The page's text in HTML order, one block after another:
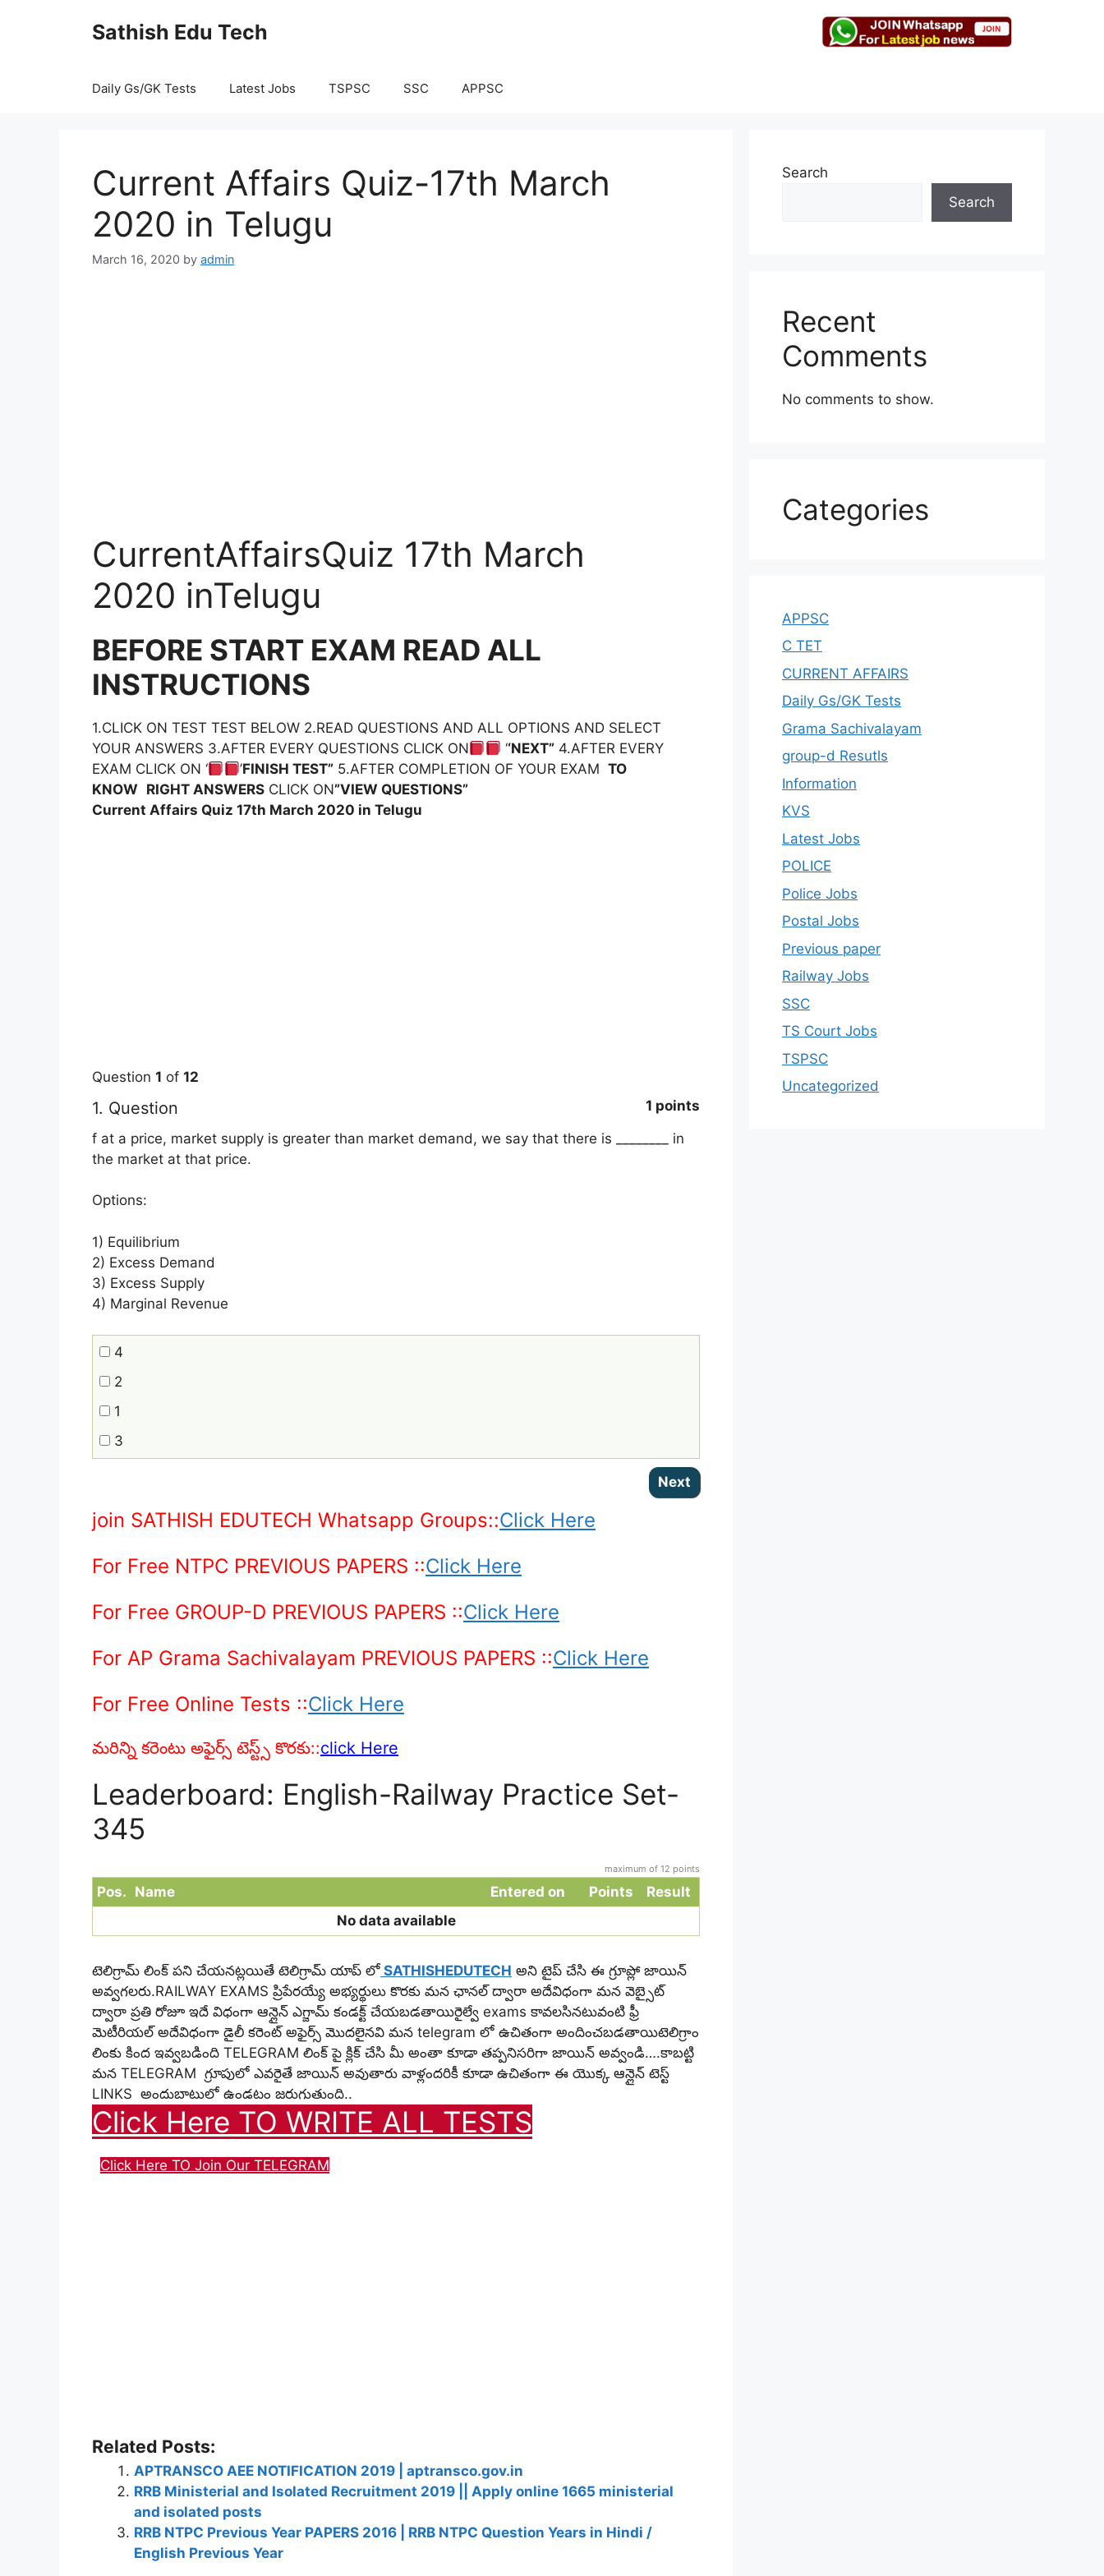
Sathish Edu Tech
Daily Gs/GK Tests Latest Jobs TSPSC SSC APPSC
Current Affairs Quiz-17th March
2020 in Telugu
March 16, 2020 by admin
CurrentAffairsQuiz 17th March
2020 inTelugu
BEFORE START EXAM READ ALL
INSTRUCTIONS
1.CLICK ON TEST TEST BELOW 2.READ QUESTIONS AND ALL OPTIONS AND SELECT
YOUR ANSWERS 3.AFTER EVERY QUESTIONS CLICK ON
‘‘NEXT”4.AFTER EVERY
EXAM CLICK ON ‘
’FINISH TEST”5.AFTER COMPLETION OF YOUR EXAM TO
KNOW RIGHT ANSWERS CLICK ON”VIEW QUESTIONS”
Current Affairs Quiz 17th March 2020 in Telugu
Question 1 of 12
1. Question
1 points
f at a price, market supply is greater than market demand, we say that there is ________ in
the market at that price.
Options:
1) Equilibrium
2) Excess Demand
3) Excess Supply
4) Marginal Revenue
4
2
1
3
join SATHISH EDUTECH Whatsapp Groups::Click Here
For Free NTPC PREVIOUS PAPERS ::Click Here
For Free GROUP-D PREVIOUS PAPERS ::Click Here
For AP Grama Sachivalayam PREVIOUS PAPERS ::Click Here
For Free Online Tests ::Click Here
మరిన్ని కరెంటు అఫైర్స్ టెస్ట్స్ కొరకు::click Here
Leaderboard: English-Railway Practice Set-
345
maximum of 12 points
Pos. Name Entered on Points
Result
No data available
టెలిగ్రామ్ లింక్ పని చేయనట్లయితే టెలిగ్రామ్ యాప్ లో SATHISHEDUTECH అని టైప్ చేసి ఈ గ్రూప్లో జాయిన్
అవ్వగలరు.RAILWAY EXAMS ప్రిపేరయ్యే అభ్యర్థులు కొరకు మన ఛానల్ ద్వారా అదేవిధంగా మన వెబ్సైట్
ద్వారా ప్రతి రోజూ ఇదే విధంగా ఆన్లైన్ ఎగ్జామ్ కండక్ట్ చేయబడతాయిరైల్వే exams కావలసినటువంటి ఫ్రీ
మెటీరియల్ అదేవిధంగా డైలీ కరెంట్ అఫైర్స్ మొదలైనవి మన telegram లో ఉచితంగా అందించబడతాయిటెలిగ్రాం
లింకు కింద ఇవ్వబడింది TELEGRAM లింక్ పై క్లిక్ చేసి మీ అంతా కూడా తప్పనిసరిగా జాయిన్ అవ్వండి….కాబట్టి
మన TELEGRAM గ్రూపులో ఎవరైతే జాయిన్ అవుతారు వాళ్లందరికీ కూడా ఉచితంగా ఈ యొక్క ఆన్లైన్ టెస్ట్
LINKS అందుబాటులో ఉండటం జరుగుతుంది..
Click Here TO WRITE ALL TESTS
Click Here TO Join Our TELEGRAM
Related Posts:
APTRANSCO AEE NOTIFICATION 2019 | aptransco.gov.in
RRB Ministerial and Isolated Recruitment 2019 || Apply online 1665 ministerial
and isolated posts
RRB NTPC Previous Year PAPERS 2016 | RRB NTPC Question Years in Hindi /
English Previous Year
Search
Search
Recent
Comments
No comments to show.
Categories
APPSC
C TET
CURRENT AFFAIRS
Daily Gs/GK Tests
Grama Sachivalayam
group-d Resutls
Information
KVS
Latest Jobs
POLICE
Police Jobs
Postal Jobs
Previous paper
Railway Jobs
SSC
TS Court Jobs
TSPSC
Uncategorized